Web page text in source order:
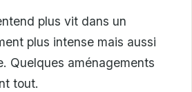
plus vit dans un
plus intense mais aussi
Quelques aménagements
tout.